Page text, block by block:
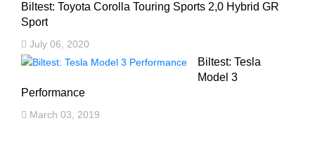
Biltest: Toyota Corolla Touring Sports 2,0 Hybrid GR
Sport
July 06, 2020
Biltest: Tesla
Model 3
Performance
March 03, 2019